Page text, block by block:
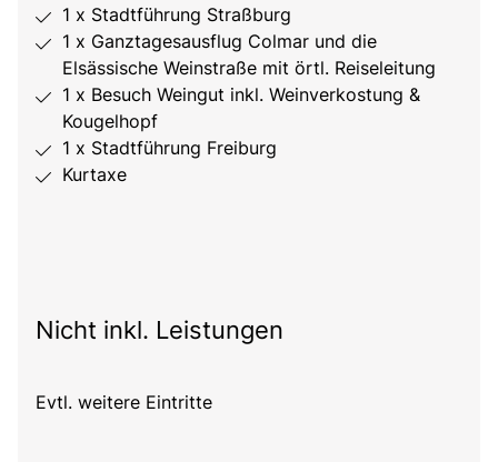
1 x Stadtführung Straßburg
1 x Ganztagesausflug Colmar und die
Elsässische Weinstraße mit örtl. Reiseleitung
1 x Besuch Weingut inkl. Weinverkostung &
Kougelhopf
1 x Stadtführung Freiburg
Kurtaxe
Nicht inkl. Leistungen
Evtl. weitere Eintritte